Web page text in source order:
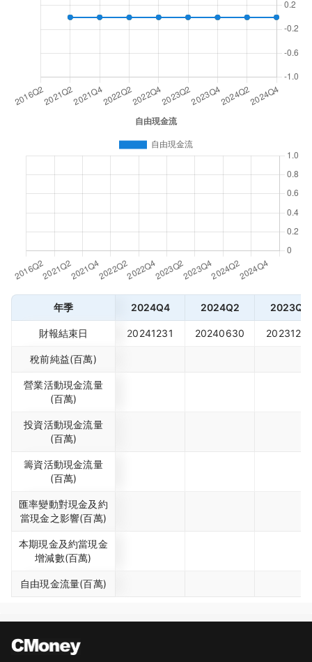
年季 2024Q4 2024Q2 2023Q4
財報結束日 20241231 20240630 20231231
稅前純益(百萬)
營業活動現金流量
(百萬)
投資活動現金流量
(百萬)
籌資活動現金流量
(百萬)
匯率變動對現金及約
當現金之影響(百萬)
本期現金及約當現金
增減數(百萬)
自由現金流量(百萬)